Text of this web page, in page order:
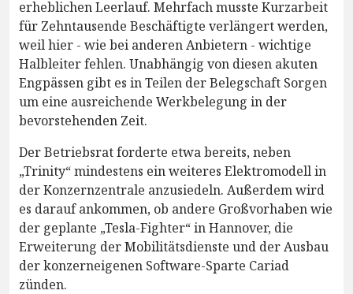
erheblichen Leerlauf. Mehrfach musste Kurzarbeit
für Zehntausende Beschäftigte verlängert werden,
weil hier - wie bei anderen Anbietern - wichtige
Halbleiter fehlen. Unabhängig von diesen akuten
Engpässen gibt es in Teilen der Belegschaft Sorgen
um eine ausreichende Werkbelegung in der
bevorstehenden Zeit.
Der Betriebsrat forderte etwa bereits, neben
„Trinity“ mindestens ein weiteres Elektromodell in
der Konzernzentrale anzusiedeln. Außerdem wird
es darauf ankommen, ob andere Großvorhaben wie
der geplante „Tesla-Fighter“ in Hannover, die
Erweiterung der Mobilitätsdienste und der Ausbau
der konzerneigenen Software-Sparte Cariad
zünden.